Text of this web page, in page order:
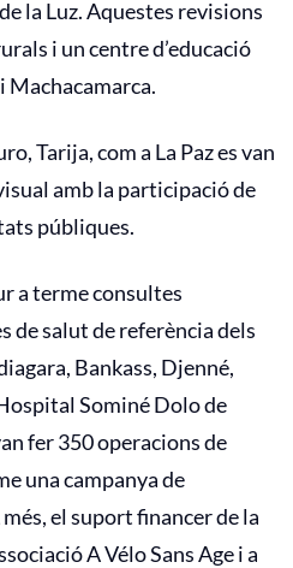
la Luz. Aquestes revisions
i un centre d’educació
Tarija, com a La Paz es van
amb la participació de
públiques.
a terme consultes
de salut de referència dels
Bankass, Djenné,
Sominé Dolo de
fer 350 operacions de
una campanya de
el suport financer de la
A Vélo Sans Age i a